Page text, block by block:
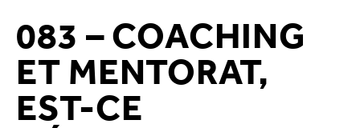
083 – COACHING
ET MENTORAT,
EST-CE